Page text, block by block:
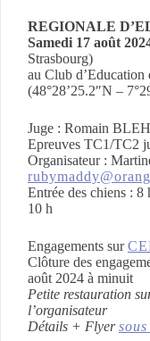
REGIONALE
Samedi 17 août
Strasbourg)
au Club
(48°28’25.2″N –
Juge : Romain
Epreuves TC1/TC2
Organisateur :
Entrée des chiens : 8
10 h
Engagements sur
Clôture des
août 2024 à minuit
Petite restauration
l’organisateur
Détails + Flyer